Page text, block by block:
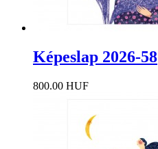
Képeslap 2026-58
800.00 HUF